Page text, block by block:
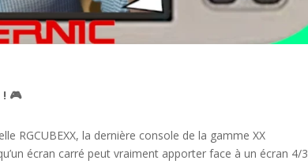
! 🎮
RGCUBEXX, la dernière console de la gamme XX
écran carré peut vraiment apporter face à un écran 4/3